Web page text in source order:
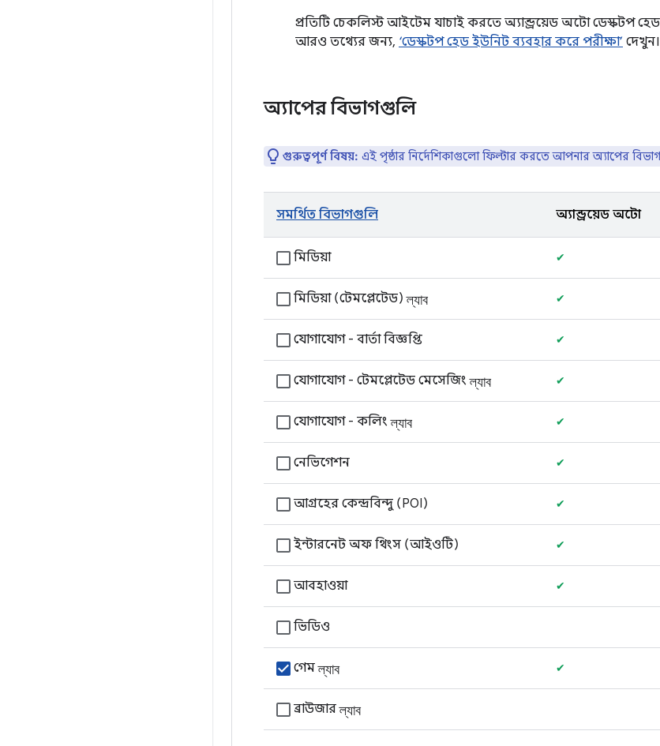
প্রতিটি চেকলিস্ট আইটেম যাচাই করতে অ্যান্ড্রয়েড অটো ডেস্কটপ
আরও তথ্যের জন্য, ‘ডেস্কটপ হেড ইউনিট ব্যবহার করে পরীক্ষা’ দেখুন।
অ্যাপের বিভাগগুলি
গুরুত্বপূর্ণ বিষয়: এই পৃষ্ঠার নির্দেশিকাগুলো ফিল্টার করতে আপনার অ্যাপের
সমর্থিত বিভাগগুলি অ্যান্ড্রয়েড অটো
মিডিয়া ✔
মিডিয়া (টেমপ্লেটেড)ল্যাব ✔
যোগাযোগ - বার্তা বিজ্ঞপ্তি ✔
যোগাযোগ - টেমপ্লেটেড মেসেজিংল্যাব ✔
যোগাযোগ - কলিংল্যাব ✔
নেভিগেশন ✔
আগ্রহের কেন্দ্রবিন্দু (POI) ✔
ইন্টারনেট অফ থিংস (আইওটি) ✔
আবহাওয়া ✔
ভিডিও
গেমল্যাব ✔
ব্রাউজারল্যাব